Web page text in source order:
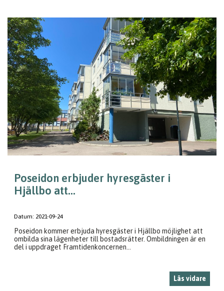
Poseidon erbjuder hyresgäster i
Hjällbo att...
Datum: 2021-09-24
Poseidon kommer erbjuda hyresgäster i Hjällbo möjlighet att
ombilda sina lägenheter till bostadsrätter. Ombildningen är en
del i uppdraget Framtidenkoncernen...
Läs vidare